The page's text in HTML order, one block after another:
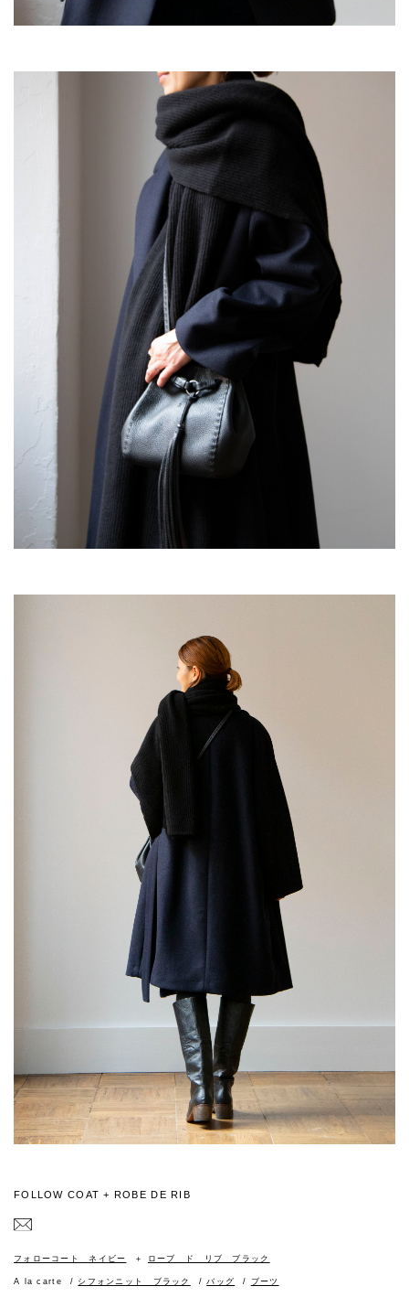
FOLLOW COAT + ROBE DE RIB
フォローコート ネイビー ローブ ド リブ ブラック
A la carte シフォンニット ブラック バッグ ブーツ